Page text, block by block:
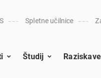
Spletne učilnice
Študij